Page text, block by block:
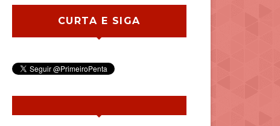
CURTA E SIGA